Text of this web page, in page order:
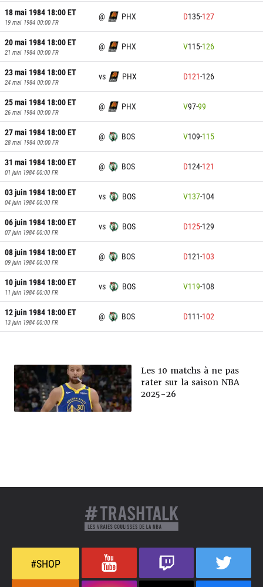
18 mai 1984 18:00ET
19 mai 1984 00:00 FR
@ PHX D135-127
20 mai 1984 18:00ET
21 mai 1984 00:00 FR
@ PHX V115-126
23 mai 1984 18:00ET
24 mai 1984 00:00 FR
vs PHX D121-126
25 mai 1984 18:00ET
26 mai 1984 00:00 FR
@ PHX V97-99
27 mai 1984 18:00ET
28 mai 1984 00:00 FR
@ BOS V109-115
31 mai 1984 18:00ET
01 juin 1984 00:00 FR
@ BOS D124-121
03 juin 1984 18:00ET
04 juin 1984 00:00 FR
vs BOS V137-104
06 juin 1984 18:00ET
07 juin 1984 00:00 FR
vs BOS D125-129
08 juin 1984 18:00ET
09 juin 1984 00:00 FR
@ BOS D121-103
10 juin 1984 18:00ET
11 juin 1984 00:00 FR
vs BOS V119-108
12 juin 1984 18:00ET
13 juin 1984 00:00 FR
@ BOS D111-102
Les 10 matchs à ne pas
rater sur la saison NBA
2025-26
#SHOP